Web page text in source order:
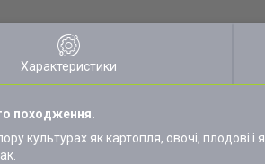
Характеристики
походження.
культурах як картопля, овочі, плодові